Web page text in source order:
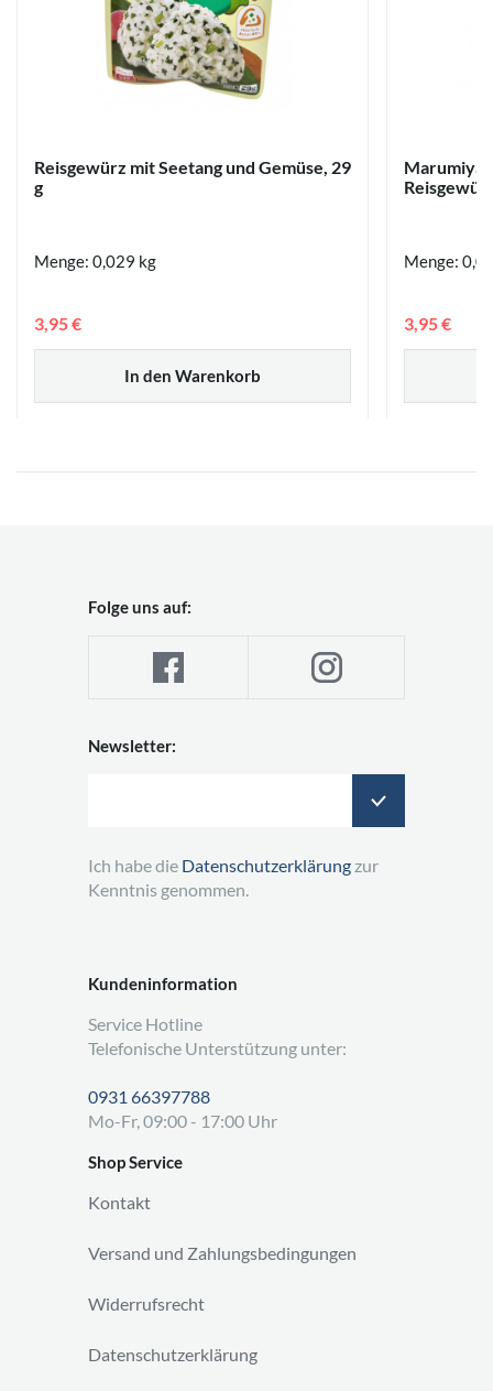
Reisgewürz mit Seetang und Gemüse, 29
g
Menge: 0,029 kg
In den Warenkorb
3,95 €
Marumiya
Menge:
3,95 €
Kundeninformation
Service Hotline
Telefonische Unterstützung unter:
0931 66397788
Mo-Fr, 09:00 - 17:00 Uhr
Shop Service
Kontakt
Versand und Zahlungsbedingungen
Widerrufsrecht
Datenschutzerklärung
Folge uns auf:
Newsletter:
Ich habe die Datenschutzerklärung zur
Kenntnis genommen.